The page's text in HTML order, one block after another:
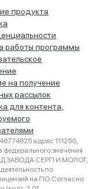
продукта
работы программы
на получение
рассылок
для контента,
адрес 111250,
значения
ЗАВОДА СЕРП И МОЛОТ,
по
на ПО. Согласно